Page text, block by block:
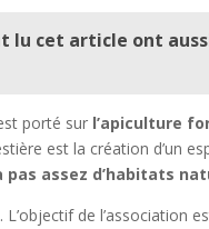
lu cet article ont
porté sur l’apiculture
est la création d’un
pas assez d’habitats
de l’association